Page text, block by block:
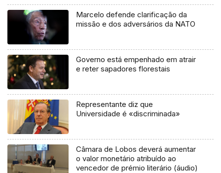
Marcelo defende clarificação da
missão e dos adversários da NATO
Governo está empenhado em atrair
e reter sapadores florestais
Representante diz que
Universidade é «discriminada»
Câmara de Lobos deverá aumentar
o valor monetário atribuído ao
vencedor de prémio literário (áudio)